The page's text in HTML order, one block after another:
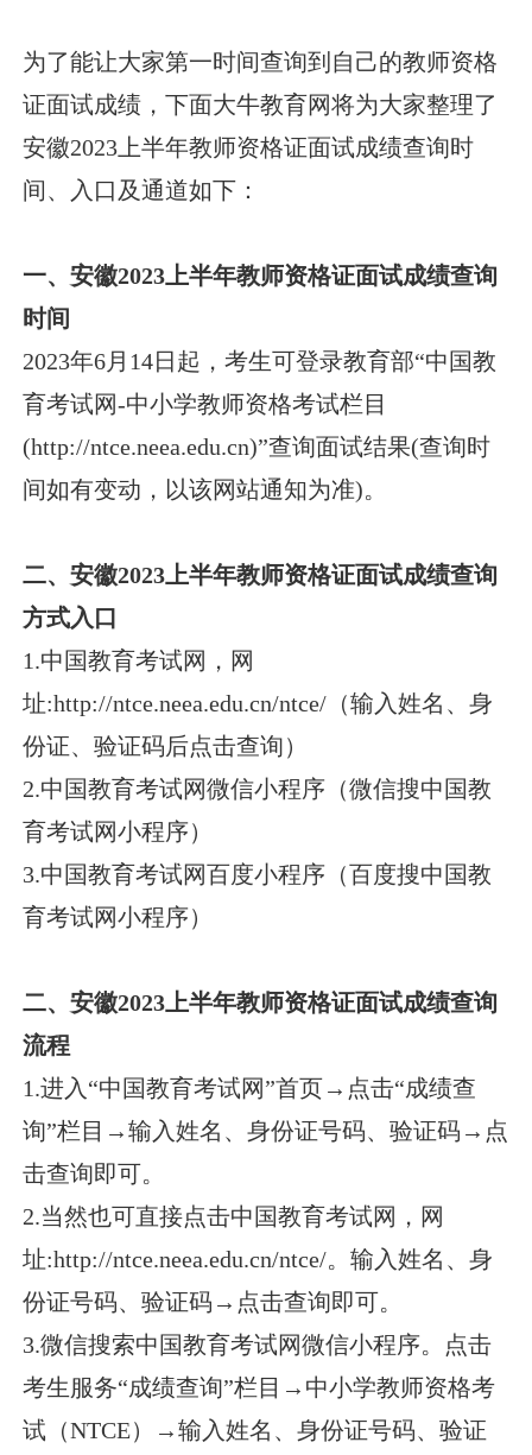
为了能让大家第一时间查询到自己的教师资格
证面试成绩，下面大牛教育网将为大家整理了
安徽2023上半年教师资格证面试成绩查询时
间、入口及通道如下：
一、安徽2023上半年教师资格证面试成绩查询
时间
2023年6月14日起，考生可登录教育部“中国教
育考试网-中小学教师资格考试栏目
(http://ntce.neea.edu.cn)”查询面试结果(查询时
间如有变动，以该网站通知为准)。
二、安徽2023上半年教师资格证面试成绩查询
方式入口
1.中国教育考试网，网
址:http://ntce.neea.edu.cn/ntce/（输入姓名、身
份证、验证码后点击查询）
2.中国教育考试网微信小程序（微信搜中国教
育考试网小程序）
3.中国教育考试网百度小程序（百度搜中国教
育考试网小程序）
二、安徽2023上半年教师资格证面试成绩查询
流程
1.进入“中国教育考试网”首页→点击“成绩查
询”栏目→输入姓名、身份证号码、验证码→点
击查询即可。
2.当然也可直接点击中国教育考试网，网
址:http://ntce.neea.edu.cn/ntce/。输入姓名、身
份证号码、验证码→点击查询即可。
3.微信搜索中国教育考试网微信小程序。点击
考生服务“成绩查询”栏目→中小学教师资格考
试（NTCE）→输入姓名、身份证号码、验证